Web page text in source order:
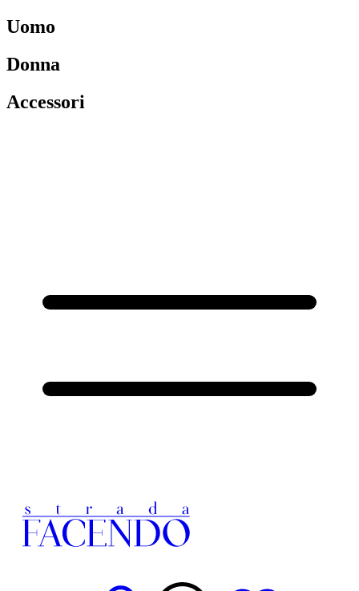
Uomo
Donna
Accessori